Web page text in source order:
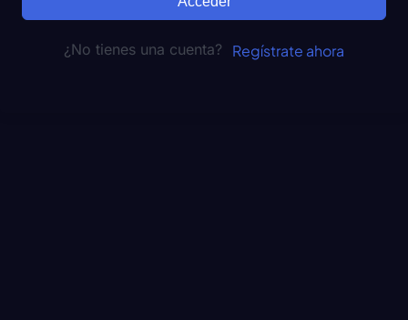
¿No tienes una cuenta? Regístrate ahora